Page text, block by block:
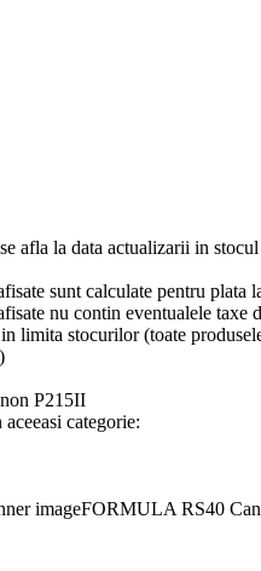
afla la data actualizarii in
sunt calculate pentru plata
nu contin eventualele taxe
limita stocurilor (toate
P215II
categorie:
imageFORMULA RS40